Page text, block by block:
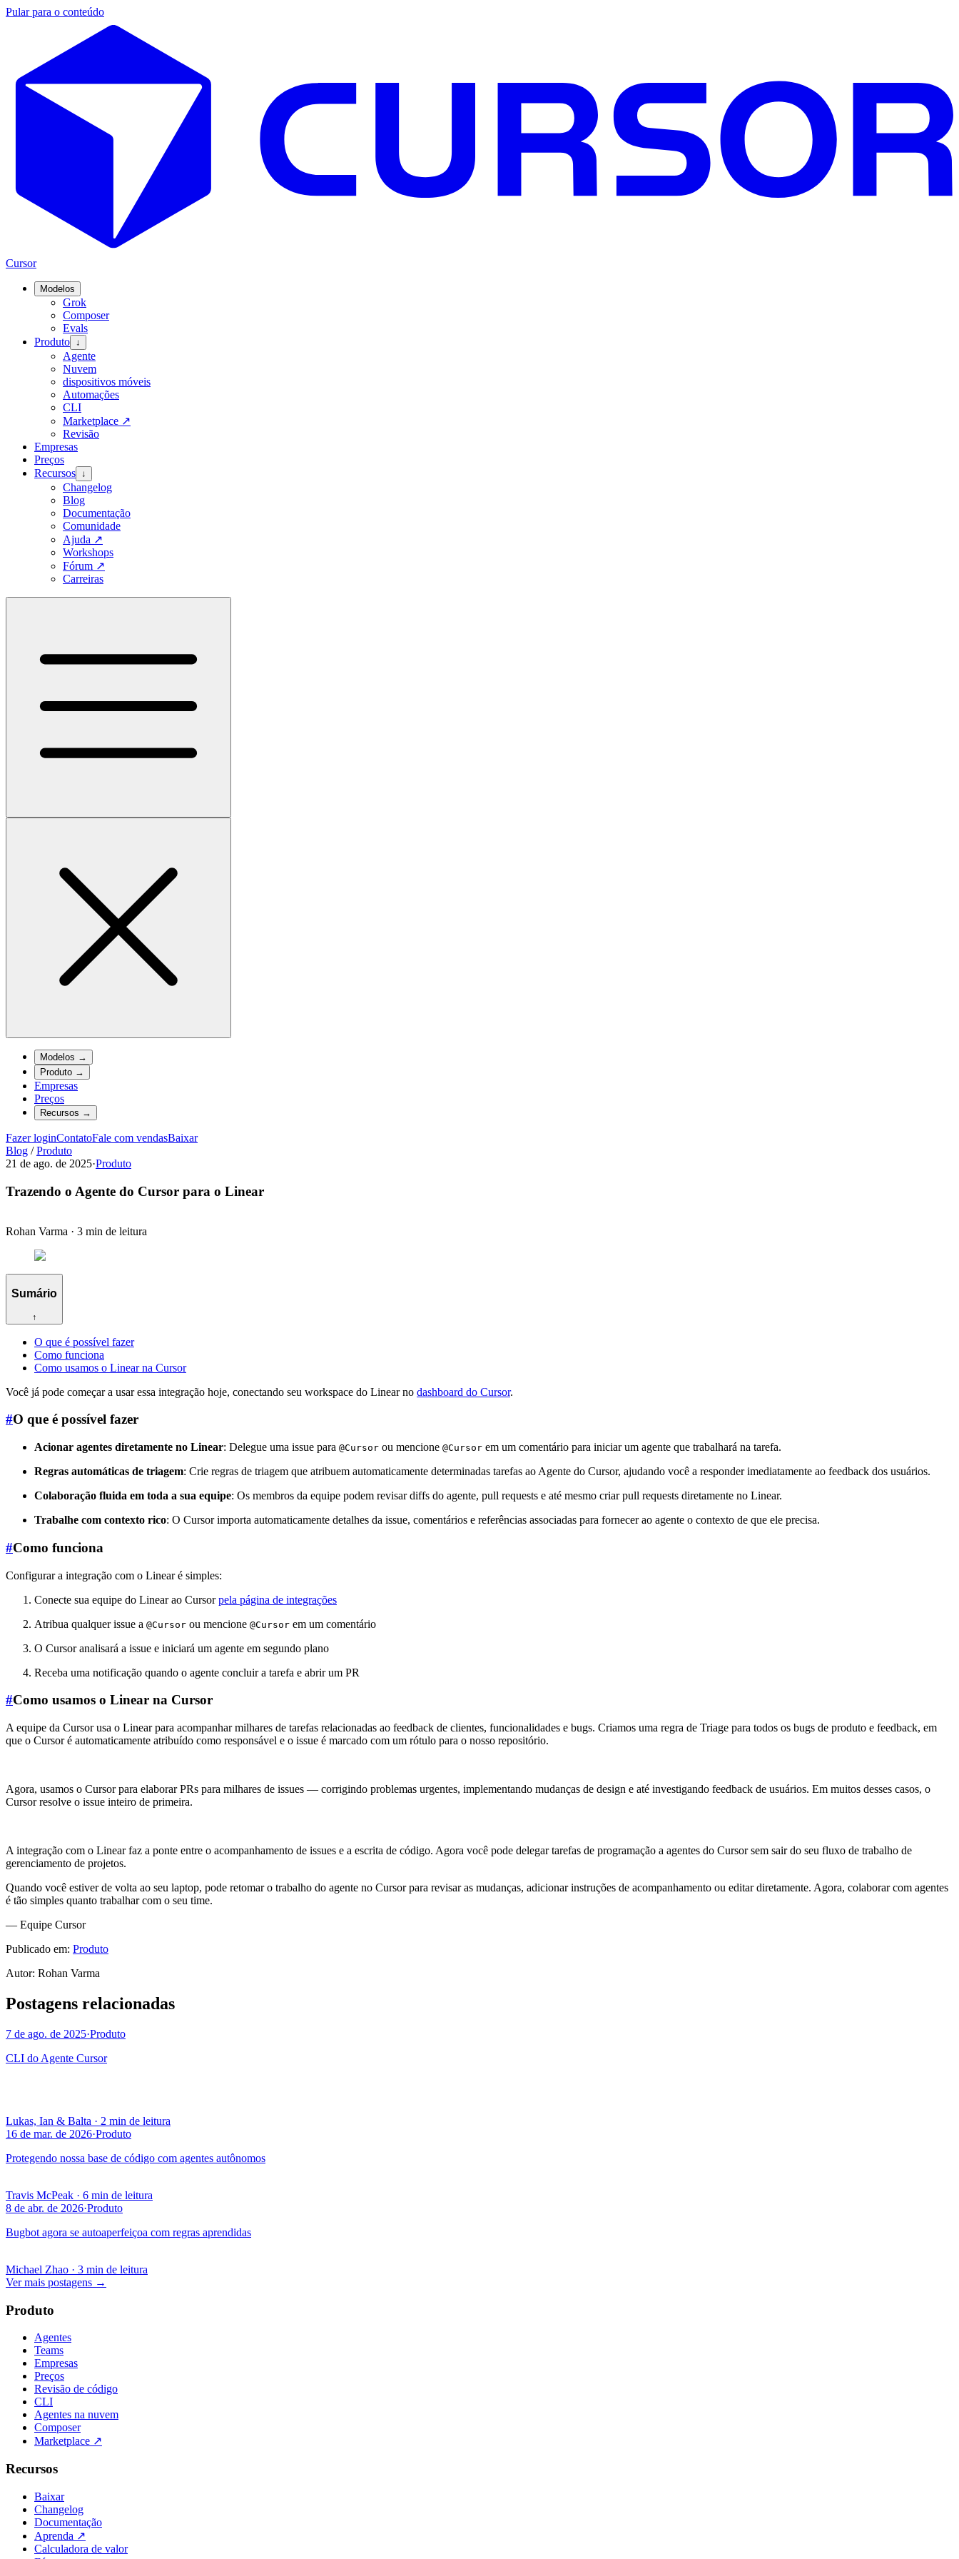
Pular para o conteúdo
Cursor
Modelos
Grok
Composer
Evals
Produto ↓
Agente
Nuvem
dispositivos móveis
Automações
CLI
Marketplace ↗
Revisão
Empresas
Preços
Recursos ↓
Changelog
Blog
Documentação
Comunidade
Ajuda ↗
Workshops
Fórum ↗
Carreiras
Modelos →
Produto →
Empresas
Preços
Recursos →
Fazer loginContatoFale com vendasBaixar
Blog / Produto
21 de ago. de 2025·Produto
Trazendo o Agente do Cursor para o Linear
Rohan Varma · 3 min de leitura
Sumário
↑
O que é possível fazer
Como funciona
Como usamos o Linear na Cursor
Você já pode começar a usar essa integração hoje, conectando seu workspace do Linear no dashboard do Cursor.
#O que é possível fazer
Acionar agentes diretamente no Linear: Delegue uma issue para @Cursor ou mencione @Cursor em um comentário para iniciar um agente que trabalhará na tarefa.
Regras automáticas de triagem: Crie regras de triagem que atribuem automaticamente determinadas tarefas ao Agente do Cursor, ajudando você a responder imediatamente ao feedback dos usuários.
Colaboração fluida em toda a sua equipe: Os membros da equipe podem revisar diffs do agente, pull requests e até mesmo criar pull requests diretamente no Linear.
Trabalhe com contexto rico: O Cursor importa automaticamente detalhes da issue, comentários e referências associadas para fornecer ao agente o contexto de que ele precisa.
#Como funciona
Configurar a integração com o Linear é simples:
Conecte sua equipe do Linear ao Cursorpela página de integrações
Atribua qualquer issue a @Cursor ou mencione @Cursor em um comentário
O Cursor analisará a issue e iniciará um agente em segundo plano
Receba uma notificação quando o agente concluir a tarefa e abrir um PR
#Como usamos o Linear na Cursor
A equipe da Cursor usa o Linear para acompanhar milhares de tarefas relacionadas ao feedback de clientes, funcionalidades e bugs. Criamos uma regra de Triage para todos os bugs de produto e feedback, em
que o Cursor é automaticamente atribuído como responsável e o issue é marcado com um rótulo para o nosso repositório.
Agora, usamos o Cursor para elaborar PRs para milhares de issues — corrigindo problemas urgentes, implementando mudanças de design e até investigando feedback de usuários. Em muitos desses casos, o
Cursor resolve o issue inteiro de primeira.
A integração com o Linear faz a ponte entre o acompanhamento de issues e a escrita de código. Agora você pode delegar tarefas de programação a agentes do Cursor sem sair do seu fluxo de trabalho de
gerenciamento de projetos.
Quando você estiver de volta ao seu laptop, pode retomar o trabalho do agente no Cursor para revisar as mudanças, adicionar instruções de acompanhamento ou editar diretamente. Agora, colaborar com agentes
é tão simples quanto trabalhar com o seu time.
— Equipe Cursor
Publicado em: Produto
Autor: Rohan Varma
Postagens relacionadas
7 de ago. de 2025·Produto
CLI do Agente Cursor
Lukas, Ian & Balta · 2 min de leitura
16 de mar. de 2026·Produto
Protegendo nossa base de código com agentes autônomos
Travis McPeak · 6 min de leitura
8 de abr. de 2026·Produto
Bugbot agora se autoaperfeiçoa com regras aprendidas
Michael Zhao · 3 min de leitura
Ver mais postagens →
Produto
Agentes
Teams
Empresas
Preços
Revisão de código
CLI
Agentes na nuvem
Composer
Marketplace ↗
Recursos
Baixar
Changelog
Documentação
Aprenda ↗
Calculadora de valor